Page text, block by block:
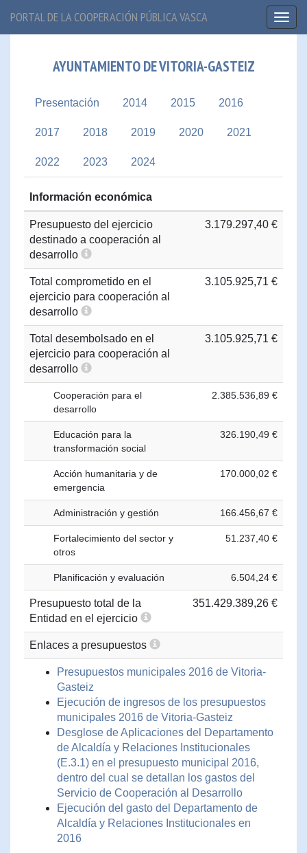
PORTAL DE LA COOPERACIÓN PÚBLICA VASCA
AYUNTAMIENTO DE VITORIA-GASTEIZ
Presentación 2014 2015 2016
2017 2018 2019 2020 2021
2022 2023 2024
Información económica
Presupuesto del ejercicio
destinado a cooperación al
desarrollo
3.179.297,40 €
Total comprometido en el
ejercicio para cooperación al
desarrollo
3.105.925,71 €
Total desembolsado en el
ejercicio para cooperación al
desarrollo
3.105.925,71 €
Cooperación para el
desarrollo
2.385.536,89 €
Educación para la
transformación social
326.190,49 €
Acción humanitaria y de
emergencia
170.000,02 €
Administración y gestión 166.456,67 €
Fortalecimiento del sector y
otros
51.237,40 €
Planificación y evaluación 6.504,24 €
Presupuesto total de la
Entidad en el ejercicio
351.429.389,26 €
Enlaces a presupuestos
Presupuestos municipales 2016 de Vitoria-
Gasteiz
Ejecución de ingresos de los presupuestos
municipales 2016 de Vitoria-Gasteiz
Desglose de Aplicaciones del Departamento
de Alcaldía y Relaciones Institucionales
(E.3.1) en el presupuesto municipal 2016,
dentro del cual se detallan los gastos del
Servicio de Cooperación al Desarrollo
Ejecución del gasto del Departamento de
Alcaldía y Relaciones Institucionales en
2016